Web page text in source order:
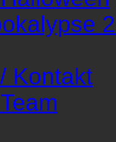
Kontakt